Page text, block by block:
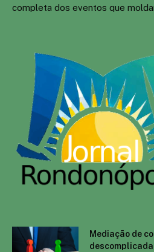
completa dos eventos que
Mediação de